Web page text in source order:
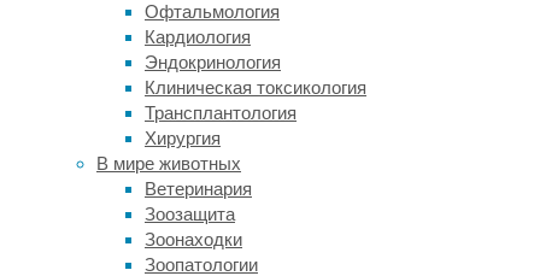
Офтальмология
Кардиология
Эндокринология
Клиническая токсикология
Трансплантология
Хирургия
В мире животных
Ветеринария
Зоозащита
Зоонаходки
Зоопатологии
которую
ученые
предварительно
сбрызнули
перекисью
водорода.
Хотя
химическое
соединение